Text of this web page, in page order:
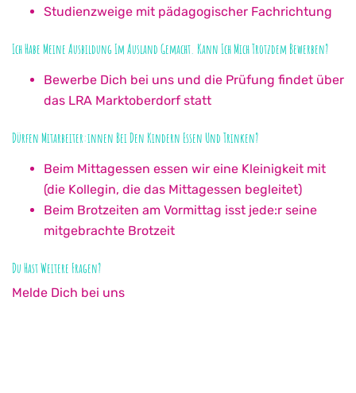
Studienzweige mit pädagogischer Fachrichtung
Ich Habe Meine Ausbildung Im Ausland Gemacht. Kann Ich Mich Trotzdem Bewerben?
Bewerbe Dich bei uns und die Prüfung findet über
das LRA Marktoberdorf statt
Dürfen Mitarbeiter:innen Bei Den Kindern Essen Und Trinken?
Beim Mittagessen essen wir eine Kleinigkeit mit
(die Kollegin, die das Mittagessen begleitet)
Beim Brotzeiten am Vormittag isst jede:r seine
mitgebrachte Brotzeit
Du Hast Weitere Fragen?
Melde Dich bei uns